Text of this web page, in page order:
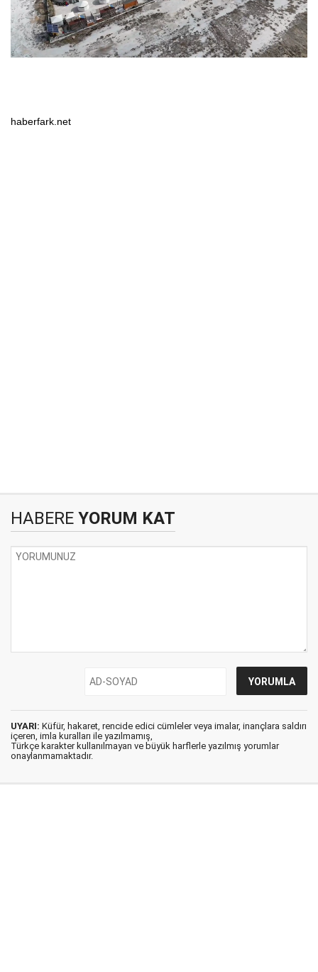
haberfark.net
HABERE YORUM KAT
UYARI: Küfür, hakaret, rencide edici cümleler veya imalar, inançlara saldırı
içeren, imla kuralları ile yazılmamış,
Türkçe karakter kullanılmayan ve büyük harflerle yazılmış yorumlar
onaylanmamaktadır.